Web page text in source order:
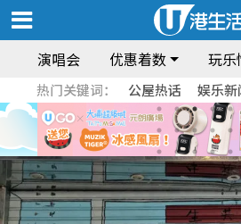
演唱会 优惠着数 玩乐
热门关键词： 公屋热话 娱乐新